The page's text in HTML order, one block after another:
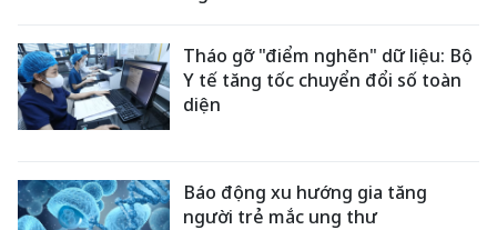
Tháo gỡ "điểm nghẽn" dữ liệu: Bộ
Y tế tăng tốc chuyển đổi số toàn
diện
Báo động xu hướng gia tăng
người trẻ mắc ung thư